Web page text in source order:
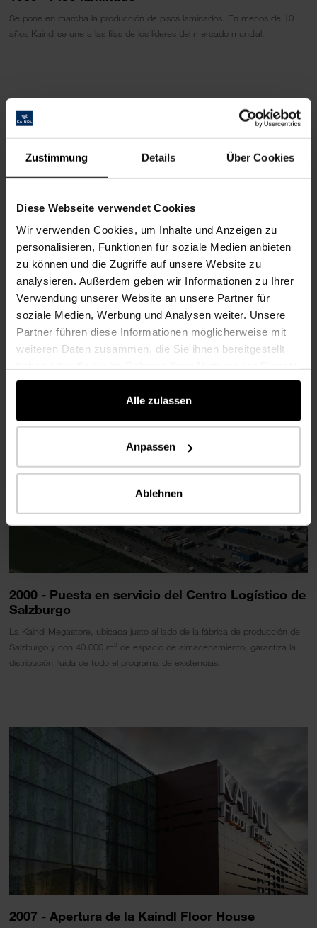
Zustimmung Details Über Cookies
Diese Webseite verwendet Cookies
Wir verwenden Cookies, um Inhalte und Anzeigen zu
personalisieren, Funktionen für soziale Medien anbieten
zu können und die Zugriffe auf unsere Website zu
analysieren. Außerdem geben wir Informationen zu Ihrer
Verwendung unserer Website an unsere Partner für
soziale Medien, Werbung und Analysen weiter. Unsere
Partner führen diese Informationen möglicherweise mit
weiteren Daten zusammen, die Sie ihnen bereitgestellt
gesammelt haben.
Alle zulassen
Anpassen
Ablehnen
Se pone en marcha la producción de pisos laminados. En menos de 10
años Kaindl se une a las filas de los líderes del mercado mundial.
1999 - Planta de producción de MDF
En 1999, en el corto espacio de 6 meses se construyó una planta de MDF
que representó una inversión total de 88 millones de euros en el terreno
2000 - Puesta en servicio del Centro Logístico de
Salzburgo
La Kaindl Megastore, ubicada justo al lado de la fábrica de producción de
Salzburgo y con 40.000 m² de espacio de almacenamiento, garantiza la
distribución fluida de todo el programa de existencias.
2007 - Apertura de la Kaindl Floor House